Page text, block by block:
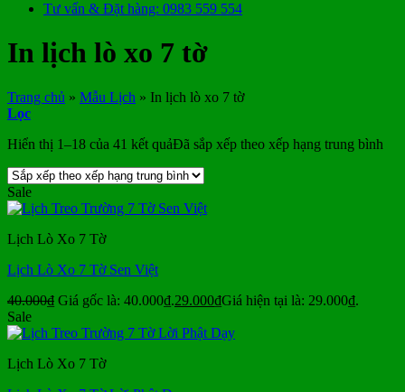
Tư vấn & Đặt hàng: 0983 559 554
In lịch lò xo 7 tờ
Trang chủ » Mẫu Lịch » In lịch lò xo 7 tờ
Lọc
Hiển thị 1–18 của 41 kết quảĐã sắp xếp theo xếp hạng trung bình
Sale
Lịch Lò Xo 7 Tờ
Lịch Lò Xo 7 Tờ Sen Việt
40.000₫ Giá gốc là: 40.000₫.29.000₫Giá hiện tại là: 29.000₫.
Sale
Lịch Lò Xo 7 Tờ